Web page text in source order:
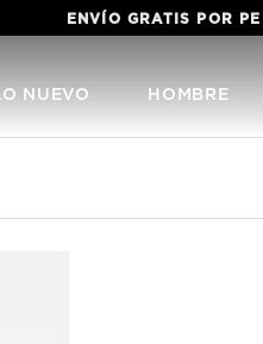
ENVÍO GRATIS POR
NUEVO HOMBRE